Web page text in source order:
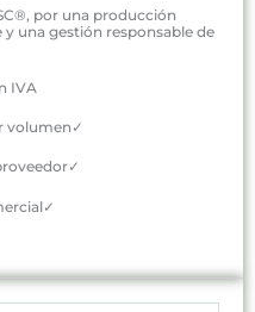
por una producción
una gestión responsable de
IVA
volumen✓